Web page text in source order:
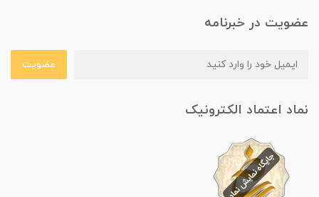
عضویت در خبرنامه
عضویت
نماد اعتماد الکترونیک